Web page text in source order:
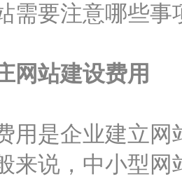
需要注意哪些
网站建设费用
用是企业建立网
来说，中小型